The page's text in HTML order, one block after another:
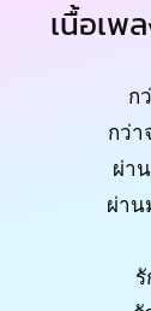
เนื้อเพ
ก
กว่า
ผ่า
ผ่าน